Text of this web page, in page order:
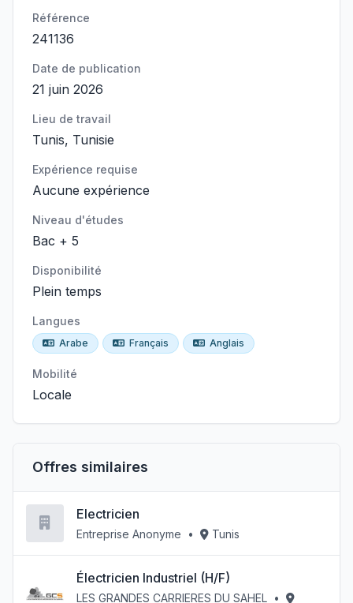
Référence
241136
Date de publication
21 juin 2026
Lieu de travail
Tunis, Tunisie
Expérience requise
Aucune expérience
Niveau d'études
Bac + 5
Disponibilité
Plein temps
Langues
Arabe Français Anglais
Mobilité
Locale
Offres similaires
Electricien
Entreprise Anonyme • Tunis
Électricien Industriel (H/F)
LES GRANDES CARRIERES DU SAHEL •